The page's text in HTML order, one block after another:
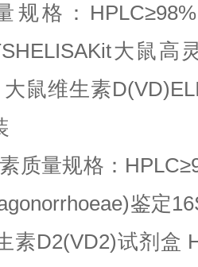
规格： HPLC≥98%
大鼠高
大鼠维生素
质量规格： HPLC≥
鉴定
素D2(VD2)试剂盒